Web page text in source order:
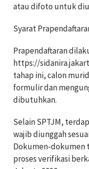
atau difoto untuk
Syarat
Prapendaftaran
https://
tahap ini, calon
formulir dan
dibutuhkan.
Selain SPTJM,
wajib diunggah
Dokumen-
proses verifikasi